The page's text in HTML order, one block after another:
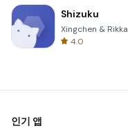
Shizuku
Xingchen & Rikka
4.0
인기 앱